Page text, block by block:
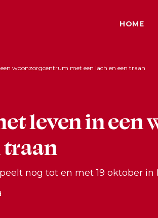
HOME
woonzorgcentrum met een lach en een traan
leven in
traan
nog tot en met 19 oktober in